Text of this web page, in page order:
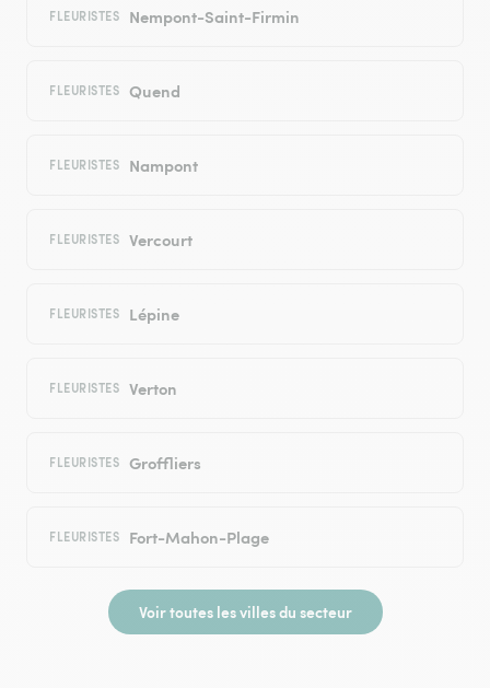
FLEURISTES Nempont-Saint-Firmin
FLEURISTES Quend
FLEURISTES Nampont
FLEURISTES Vercourt
FLEURISTES Lépine
FLEURISTES Verton
FLEURISTES Groffliers
FLEURISTES Fort-Mahon-Plage
Voir toutes les villes du secteur